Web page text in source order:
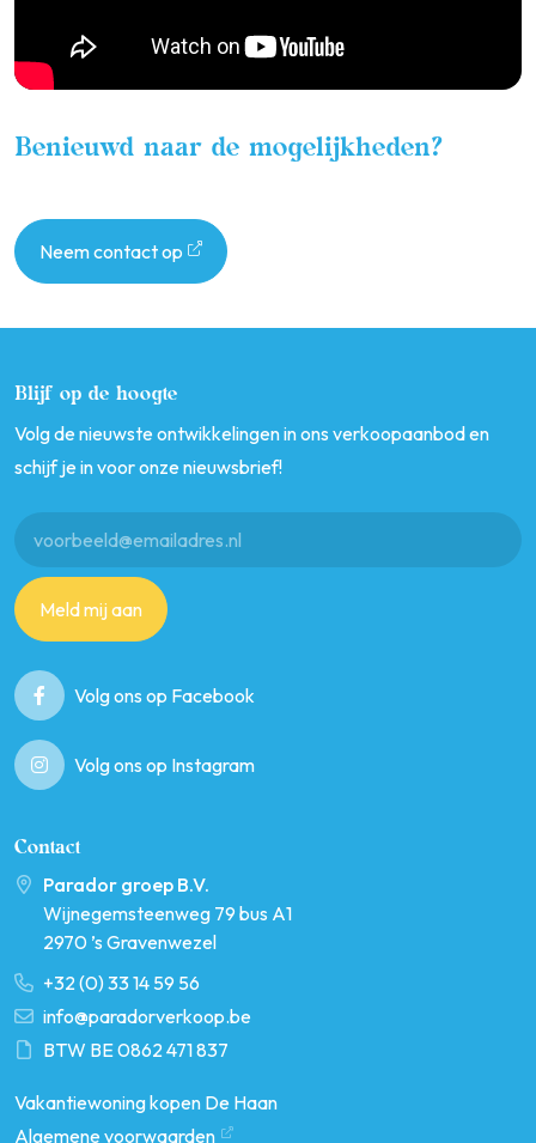
Benieuwd naar de mogelijkheden?
Neem contact op
Blijf op de hoogte
Volg de nieuwste ontwikkelingen in ons verkoopaanbod en
schijf je in voor onze nieuwsbrief!
Meld mij aan
Volg ons op Facebook
Volg ons op Instagram
Contact
Parador groep B.V.
Wijnegemsteenweg 79 bus A1
2970 ’s Gravenwezel
+32 (0) 33 14 59 56
info@paradorverkoop.be
BTW BE 0862 471 837
Vakantiewoning kopen De Haan
Algemene voorwaarden